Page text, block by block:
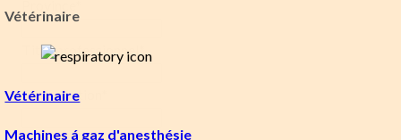
Vétérinaire
Vétérinaire
Machines á gaz d'anesthésie
Titre professionnel
Organisation